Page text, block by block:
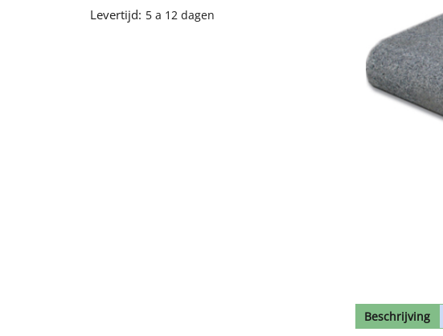
Levertijd: 5 a 12 dagen
Beschrijving